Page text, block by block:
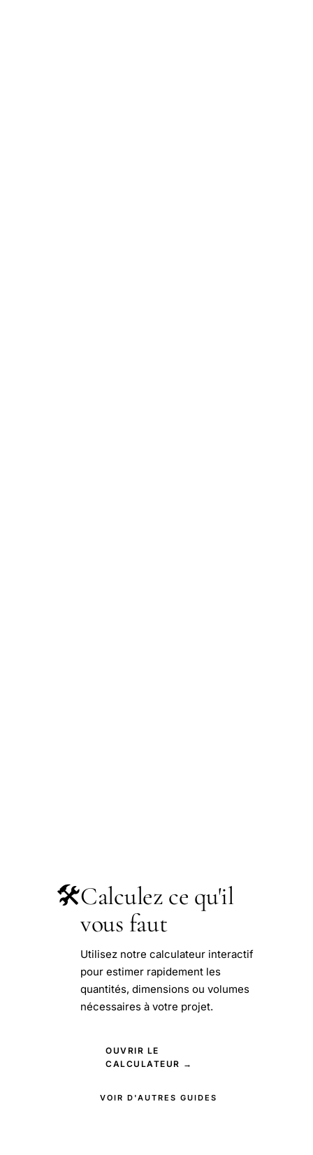
🛠️Calculez ce qu'il
vous faut
Utilisez notre calculateur interactif
pour estimer rapidement les
quantités, dimensions ou volumes
nécessaires à votre projet.
OUVRIR LE
CALCULATEUR →
VOIR D'AUTRES GUIDES